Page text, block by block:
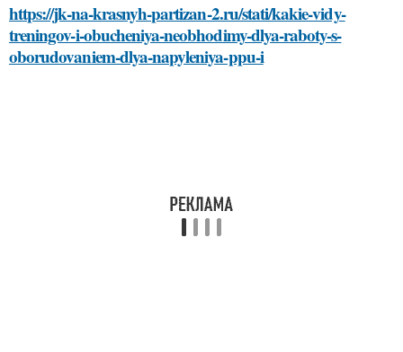
https://jk-na-krasnyh-partizan-2.ru/stati/kakie-vidy-
treningov-i-obucheniya-neobhodimy-dlya-raboty-s-
oborudovaniem-dlya-napyleniya-ppu-i